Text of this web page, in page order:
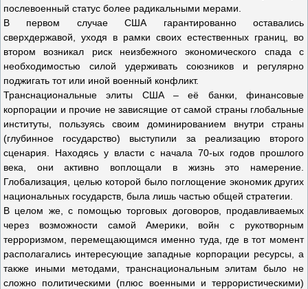
послевоенный статус более радикальными мерами.
В первом случае США гарантированно оставались
сверхдержавой, уходя в рамки своих естественных границ, во
втором возникал риск неизбежного экономического спада с
необходимостью силой удерживать союзников и регулярно
поджигать тот или иной военный конфликт.
Транснациональные элиты США – её банки, финансовые
корпорации и прочие не зависящие от самой страны глобальные
институты, пользуясь своим доминированием внутри страны
(глубинное государство) выступили за реализацию второго
сценария. Находясь у власти с начала 70-ых годов прошлого
века, они активно воплощали в жизнь это намерение.
Глобализация, целью которой было поглощение экономик других
национальных государств, была лишь частью общей стратегии.
В целом же, с помощью торговых договоров, продавливаемых
через возможности самой Америки, войн с рукотворным
терроризмом, перемещающимся именно туда, где в тот момент
располагались интересующие западные корпорации ресурсы, а
также иными методами, транснациональным элитам было не
сложно политическими (плюс военными и террористическими)